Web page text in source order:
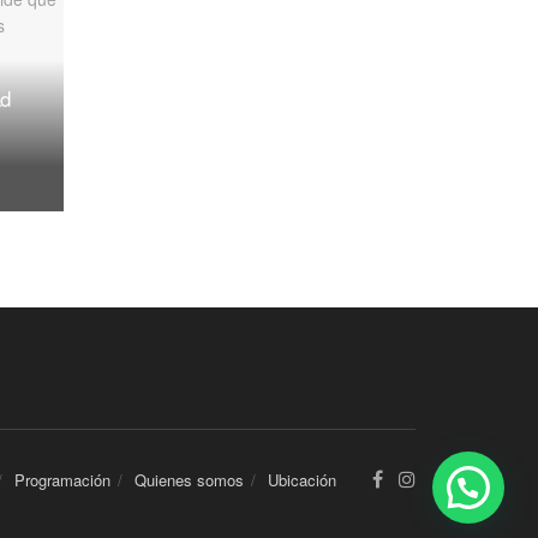
Programación Quienes somos Ubicación